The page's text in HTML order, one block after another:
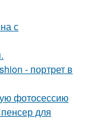
с
- портрет в
фотосессию
для